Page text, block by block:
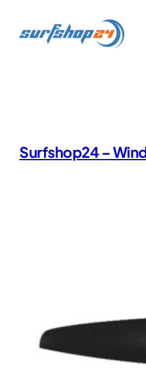
Inhalt
springen
Surfshop24 –